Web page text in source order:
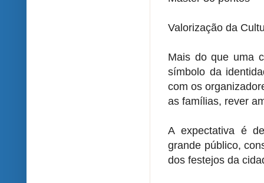
Valorização da
Mais do que uma
símbolo da
com os
as famílias, rever
A expectativa é
grande público,
dos festejos da